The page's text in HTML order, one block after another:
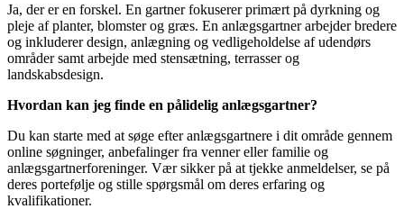
Ja, der er en forskel. En gartner fokuserer primært på dyrkning og
pleje af planter, blomster og græs. En anlægsgartner arbejder bredere
og inkluderer design, anlægning og vedligeholdelse af udendørs
områder samt arbejde med stensætning, terrasser og
landskabsdesign.
Hvordan kan jeg finde en pålidelig anlægsgartner?
Du kan starte med at søge efter anlægsgartnere i dit område gennem
online søgninger, anbefalinger fra venner eller familie og
anlægsgartnerforeninger. Vær sikker på at tjekke anmeldelser, se på
deres portefølje og stille spørgsmål om deres erfaring og
kvalifikationer.